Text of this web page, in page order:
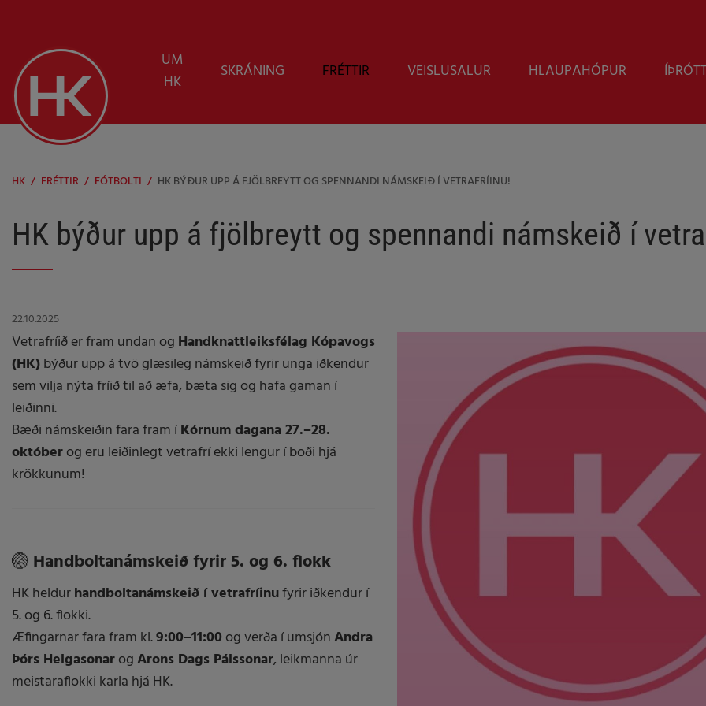
UM
HK
SKRÁNING FRÉTTIR VEISLUSALUR HLAUPAHÓPUR
HK / FRÉTTIR / FÓTBOLTI / HK BÝÐUR UPP Á FJÖLBREYTT OG SPENNANDI NÁMSKEIÐ Í VETRAFRÍINU!
HK býður upp á fjölbreytt og spennandi námskeið í
22.10.2025
Vetrafríið er fram undan og Handknattleiksfélag Kópavogs
(HK)býður upp á tvö glæsileg námskeið fyrir unga iðkendur
sem vilja nýta fríið til að æfa, bæta sig og hafa gaman í
leiðinni.
Bæði námskeiðin fara fram íKórnum dagana 27.–28.
októberog eru leiðinlegt vetrafrí ekki lengur í boði hjá
krökkunum!
🏐 Handboltanámskeið fyrir 5. og 6. flokk
HK heldurhandboltanámskeið í vetrafríinufyrir iðkendur í
5. og 6. flokki.
Æfingarnar fara fram kl.9:00–11:00 og verða í umsjónAndra
Þórs HelgasonarogArons Dags Pálssonar, leikmanna úr
meistaraflokki karla hjá HK.